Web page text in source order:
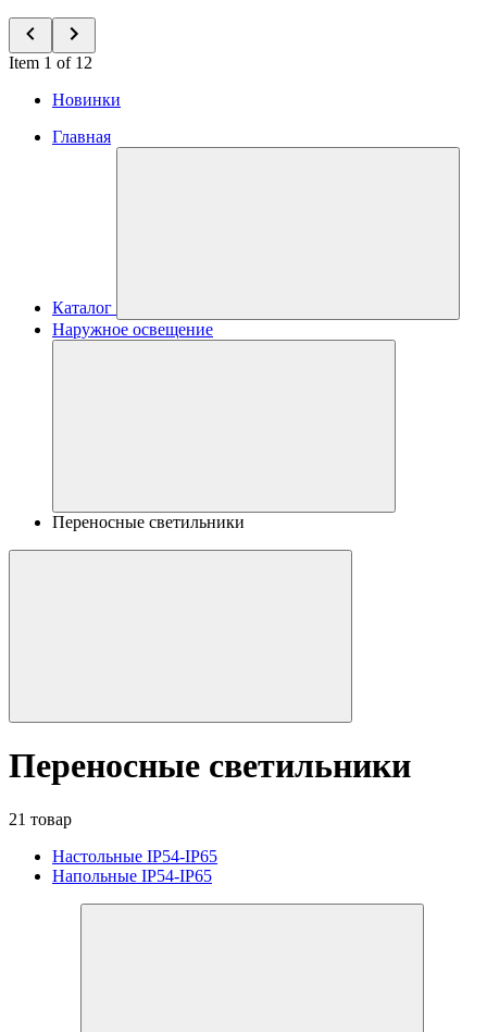
Item 1 of 12
Новинки
Главная
Каталог
Наружное освещение
Переносные светильники
Переносные светильники
21 товар
Настольные IP54-IP65
Напольные IP54-IP65